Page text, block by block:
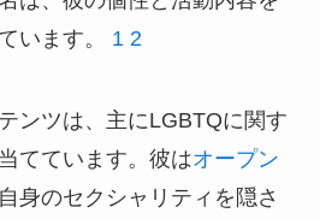
います。 1 2
ンツは、主にLGBTQに関す
てています。彼はオープン
身のセクシャリティを隠さ